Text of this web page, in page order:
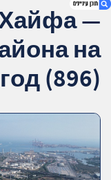
— статистика
на 2026 год (896)
3. שאלתם ? ענינו !
—
на
(896)